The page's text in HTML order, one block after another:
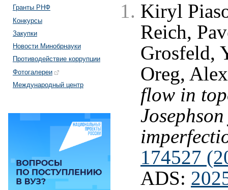
Гранты РНФ
Конкурсы
Закупки
Новости Минобрнауки
Противодействие коррупции
Фотогалереи
Международный центр
Kiryl
Reich,
Grosfeld,
Oreg,
flow in
174527
ADS: